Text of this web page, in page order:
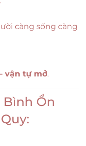
càng sống càng
vận tự mở.
Ổn